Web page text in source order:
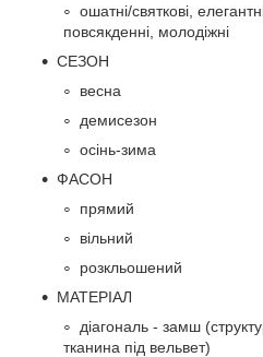
ошатні/святкові,
повсякденні, молодіжні
СЕЗОН
весна
демисезон
осінь-зима
ФАСОН
прямий
вільний
розкльошений
МАТЕРІАЛ
діагональ - замш
тканина під вельвет)